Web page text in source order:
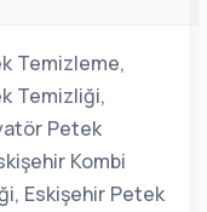
Temizleme,
Temizliği,
Petek
Kombi
Eskişehir Petek